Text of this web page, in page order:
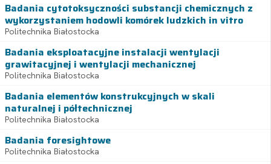
Badania cytotoksyczności substancji chemicznych z
wykorzystaniem hodowli komórek ludzkich in vitro
Politechnika Białostocka
Badania eksploatacyjne instalacji wentylacji
grawitacyjnej i wentylacji mechanicznej
Politechnika Białostocka
Badania elementów konstrukcyjnych w skali
naturalnej i półtechnicznej
Politechnika Białostocka
Badania foresightowe
Politechnika Białostocka